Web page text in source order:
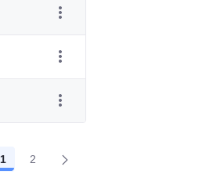
Página
1 Página
2